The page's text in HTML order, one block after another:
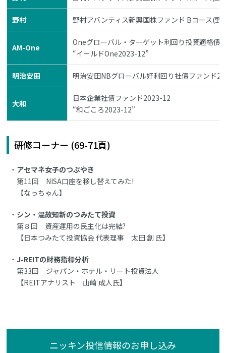
野村 野村アバンティス新興国株ファンド Bコース(野
AM-One
Oneグローバル・ターゲット利回り投資適格債
“イールドOne2023-12”
明治安田 明治安田NBグローバル好利回り社債ファンド
大和
日本企業社債ファンド2023-12
“和ごころ2023-12”
研修コーナー (69-71頁)
アセマネ女子のつぶやき
第11回 NISA口座を移し替えてみた!
【なっちゃん】
シン・温故知新のつみたて投資
第８回 資産運用の民主化は完結?
【日本つみたて投資協会 代表理事 太田 創 氏】
J-REITの財務指標分析
第33回 ジャパン・ホテル・リート投資法人
【REITアナリスト 山崎 成人氏】
ニッキン投信情報のお申し込み